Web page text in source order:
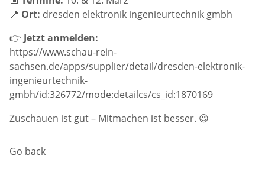
📍 Ort: dresden elektronik ingenieurtechnik gmbh
👉 Jetzt anmelden:
https://www.schau-rein-
sachsen.de/apps/supplier/detail/dresden-elektronik-
ingenieurtechnik-
gmbh/id:326772/mode:detailcs/cs_id:1870169
Zuschauen ist gut – Mitmachen ist besser. 😉
Go back